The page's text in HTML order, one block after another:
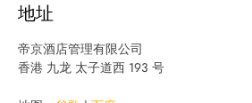
地址
帝京酒店管理有限公司
香港 九龙 太子道西 193 号